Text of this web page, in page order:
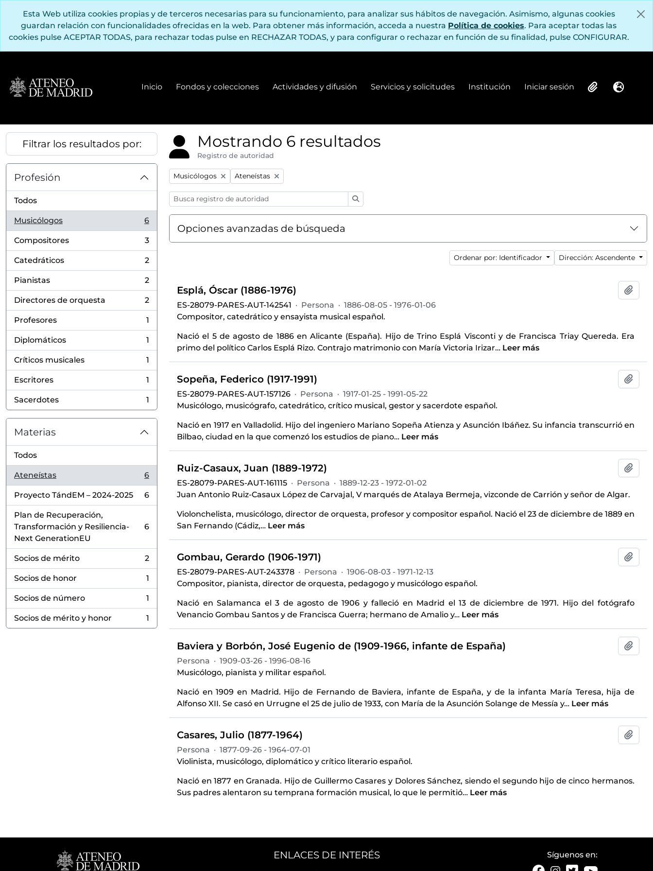
Esta Web utiliza cookies propias y de terceros necesarias para su funcionamiento, para analizar sus hábitos de navegación. Asimismo, algunas cookies
guardan relación con funcionalidades ofrecidas en la web. Para obtener más información, acceda a nuestra Política de cookies. Para aceptar todas las
cookies pulse ACEPTAR TODAS, para rechazar todas pulse en RECHAZAR TODAS, y para configurar o rechazar en función de su finalidad, pulse CONFIGURAR.
Inicio Fondos y colecciones
Fondos y colecciones
Actividades y difusión
Actividades y difusión
Servicios y solicitudes Institución
Institución
Iniciar sesión
Iniciar sesión ClipboardIdioma
Filtrar los resultados por:
Profesión
Todos
Musicólogos
, 6 resultados
6
Compositores
, 3 resultados
3
Catedráticos
, 2 resultados
2
Pianistas
, 2 resultados
2
Directores de orquesta
, 2 resultados
2
Profesores
, 1 resultados
1
Diplomáticos
, 1 resultados
1
Críticos musicales
, 1 resultados
1
Escritores
, 1 resultados
1
Sacerdotes
, 1 resultados
1
Materias
Todos
Ateneístas
, 6 resultados
6
Proyecto TándEM – 2024-2025
, 6 resultados
6
Plan de Recuperación,
Transformación y Resiliencia-
Next GenerationEU
, 6 resultados
6
Socios de mérito
, 2 resultados
2
Socios de honor
, 1 resultados
1
Socios de número
, 1 resultados
1
Socios de mérito y honor
, 1 resultados
1
Mostrando 6 resultados
Registro de autoridad
Remove filter:
Musicólogos Remove filter:
Ateneístas
Opciones avanzadas de búsqueda
Ordenar por: Identificador Dirección: Ascendente
Esplá, Óscar (1886-1976)
ES-28079-PARES-AUT-142541 · Persona · 1886-08-05 - 1976-01-06
Compositor, catedrático y ensayista musical español.
Nació el 5 de agosto de 1886 en Alicante (España). Hijo de Trino Esplá Visconti y de Francisca Triay Quereda. Era
primo del político Carlos Esplá Rizo. Contrajo matrimonio con María Victoria Irizar… Leer más
Sopeña, Federico (1917-1991)
ES-28079-PARES-AUT-157126 · Persona · 1917-01-25 - 1991-05-22
Musicólogo, musicógrafo, catedrático, crítico musical, gestor y sacerdote español.
Nació en 1917 en Valladolid. Hijo del ingeniero Mariano Sopeña Atienza y Asunción Ibáñez. Su infancia transcurrió en
Bilbao, ciudad en la que comenzó los estudios de piano… Leer más
Ruiz-Casaux, Juan (1889-1972)
ES-28079-PARES-AUT-161115 · Persona · 1889-12-23 - 1972-01-02
Juan Antonio Ruiz-Casaux López de Carvajal, V marqués de Atalaya Bermeja, vizconde de Carrión y señor de Algar.
Violonchelista, musicólogo, director de orquesta, profesor y compositor español. Nació el 23 de diciembre de 1889 en
San Fernando (Cádiz,… Leer más
Gombau, Gerardo (1906-1971)
ES-28079-PARES-AUT-243378 · Persona · 1906-08-03 - 1971-12-13
Compositor, pianista, director de orquesta, pedagogo y musicólogo español.
Nació en Salamanca el 3 de agosto de 1906 y falleció en Madrid el 13 de diciembre de 1971. Hijo del fotógrafo
Venancio Gombau Santos y de Francisca Guerra; hermano de Amalio y… Leer más
Baviera y Borbón, José Eugenio de (1909-1966, infante de España)
Persona · 1909-03-26 - 1996-08-16
Musicólogo, pianista y militar español.
Nació en 1909 en Madrid. Hijo de Fernando de Baviera, infante de España, y de la infanta María Teresa, hija de
Alfonso XII. Se casó en Urrugne el 25 de julio de 1933, con María de la Asunción Solange de Messía y… Leer más
Casares, Julio (1877-1964)
Persona · 1877-09-26 - 1964-07-01
Violinista, musicólogo, diplomático y crítico literario español.
Nació en 1877 en Granada. Hijo de Guillermo Casares y Dolores Sánchez, siendo el segundo hijo de cinco hermanos.
Sus padres alentaron su temprana formación musical, lo que le permitió… Leer más
ENLACES DE INTERÉS Síguenos en: